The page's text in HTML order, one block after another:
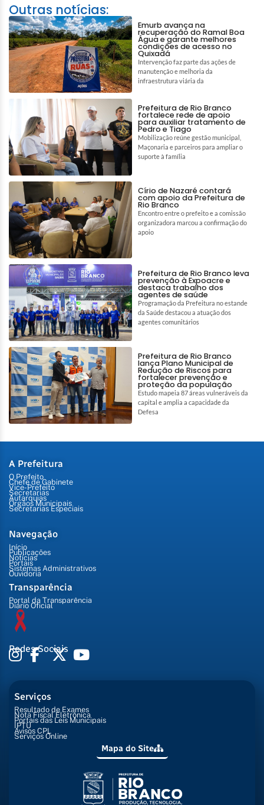
Outras notícias:
Emurb avança na
recuperação do Ramal Boa
Água e garante melhores
condições de acesso no
Quixadá
Intervenção faz parte das ações de
manutenção e melhoria da
infraestrutura viária da
Prefeitura de Rio Branco
fortalece rede de apoio
para auxiliar tratamento de
Pedro e Tiago
Mobilização reúne gestão municipal,
Maçonaria e parceiros para ampliar o
suporte à família
Círio de Nazaré contará
com apoio da Prefeitura de
Rio Branco
Encontro entre o prefeito e a comissão
organizadora marcou a confirmação do
apoio
Prefeitura de Rio Branco leva
prevenção à Expoacre e
destaca trabalho dos
agentes de saúde
Programação da Prefeitura no estande
da Saúde destacou a atuação dos
agentes comunitários
Prefeitura de Rio Branco
lança Plano Municipal de
Redução de Riscos para
fortalecer prevenção e
proteção da população
Estudo mapeia 87 áreas vulneráveis da
capital e amplia a capacidade da
Defesa
A Prefeitura
O Prefeito
Chefe de Gabinete
Vice-Prefeito
Secretarias
Autarquias
Órgãos Municipais
Secretarias Especiais
Navegação
Início
Publicações
Notícias
Portais
Sistemas Administrativos
Ouvidoria
Transparência
Portal da Transparência
Diário Oficial
Redes Sociais
Serviços
Resultado de Exames
Nota Fiscal Eletrônica
Portais das Leis Municipais
IPTU
Avisos CPL
Serviços Online
Mapa do Site